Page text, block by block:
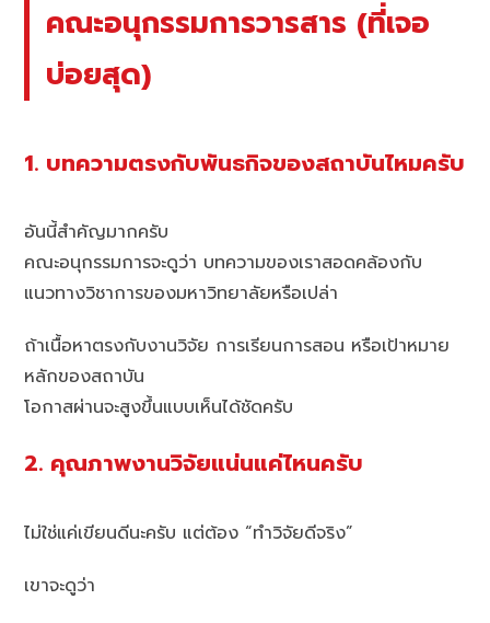
คณะอนุกรรมการวารสาร (ที่เจอ
บ่อยสุด)
1. บทความตรงกับพันธกิจของสถาบันไหมครับ
อันนี้สำคัญมากครับ
คณะอนุกรรมการจะดูว่า บทความของเราสอดคล้องกับ
แนวทางวิชาการของมหาวิทยาลัยหรือเปล่า
ถ้าเนื้อหาตรงกับงานวิจัย การเรียนการสอน หรือเป้าหมาย
หลักของสถาบัน
โอกาสผ่านจะสูงขึ้นแบบเห็นได้ชัดครับ
2. คุณภาพงานวิจัยแน่นแค่ไหนครับ
ไม่ใช่แค่เขียนดีนะครับ แต่ต้อง “ทำวิจัยดีจริง”
เขาจะดูว่า